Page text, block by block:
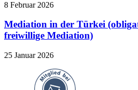
8 Februar 2026
Mediation in der Türkei
freiwillige Mediation)
25 Januar 2026